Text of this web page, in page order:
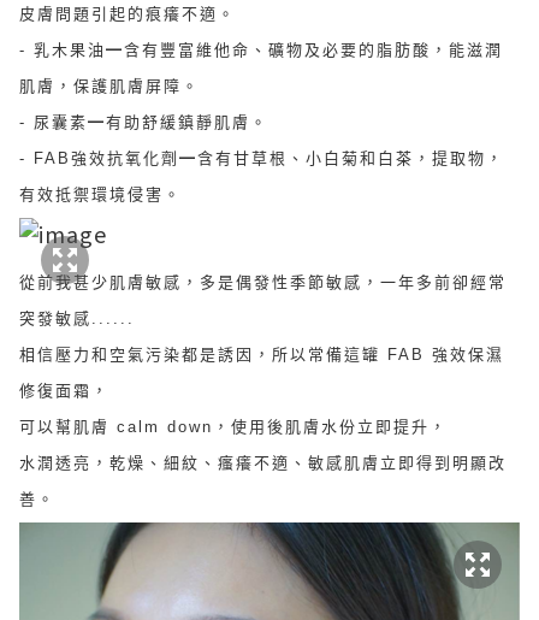
皮膚問題引起的痕癢不適。
- 乳木果油━含有豐富維他命、礦物及必要的脂肪酸，能滋潤
肌膚，保護肌膚屏障。
- 尿囊素━有助舒緩鎮靜肌膚。
- FAB強效抗氧化劑━含有甘草根、小白菊和白茶，提取物，
有效抵禦環境侵害。
從前我甚少肌膚敏感，多是偶發性季節敏感，一年多前卻經常
突發敏感......
相信壓力和空氣污染都是誘因，所以常備這罐 FAB 強效保濕
修復面霜，
可以幫肌膚 calm down，使用後肌膚水份立即提升，
水潤透亮，乾燥、細紋、瘙癢不適、敏感肌膚立即得到明顯改
善。